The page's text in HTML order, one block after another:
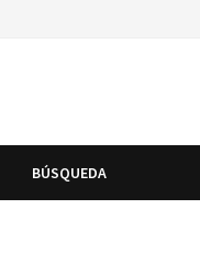
BÚSQUEDA